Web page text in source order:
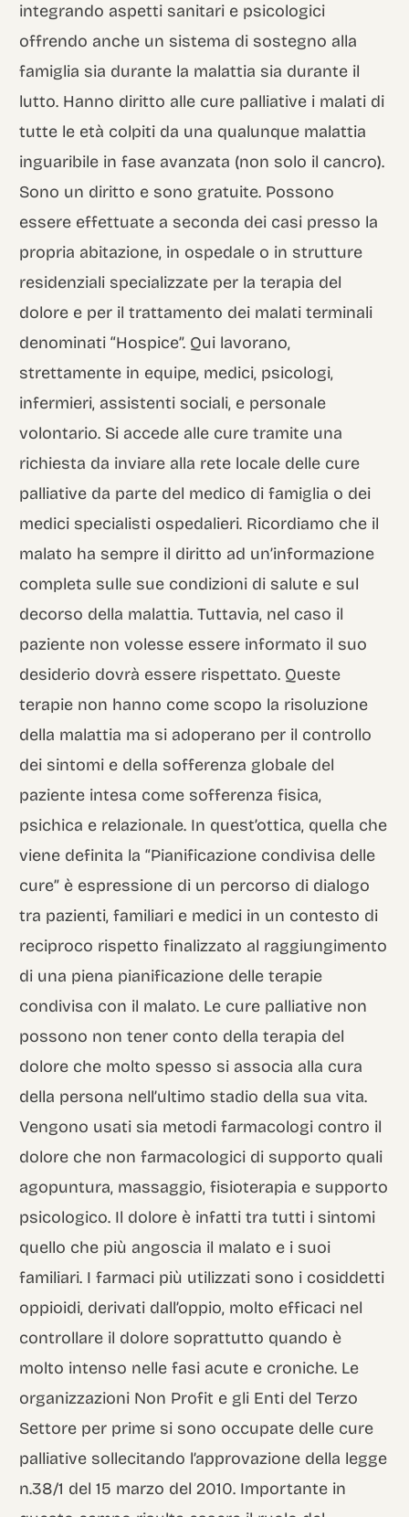
integrando aspetti sanitari e psicologici
offrendo anche un sistema di sostegno alla
famiglia sia durante la malattia sia durante il
lutto. Hanno diritto alle cure palliative i malati di
tutte le età colpiti da una qualunque malattia
inguaribile in fase avanzata (non solo il cancro).
Sono un diritto e sono gratuite. Possono
essere effettuate a seconda dei casi presso la
propria abitazione, in ospedale o in strutture
residenziali specializzate per la terapia del
dolore e per il trattamento dei malati terminali
denominati “Hospice”. Qui lavorano,
strettamente in equipe, medici, psicologi,
infermieri, assistenti sociali, e personale
volontario. Si accede alle cure tramite una
richiesta da inviare alla rete locale delle cure
palliative da parte del medico di famiglia o dei
medici specialisti ospedalieri. Ricordiamo che il
malato ha sempre il diritto ad un’informazione
completa sulle sue condizioni di salute e sul
decorso della malattia. Tuttavia, nel caso il
paziente non volesse essere informato il suo
desiderio dovrà essere rispettato. Queste
terapie non hanno come scopo la risoluzione
della malattia ma si adoperano per il controllo
dei sintomi e della sofferenza globale del
paziente intesa come sofferenza fisica,
psichica e relazionale. In quest’ottica, quella che
viene definita la “Pianificazione condivisa delle
cure” è espressione di un percorso di dialogo
tra pazienti, familiari e medici in un contesto di
reciproco rispetto finalizzato al raggiungimento
di una piena pianificazione delle terapie
condivisa con il malato. Le cure palliative non
possono non tener conto della terapia del
dolore che molto spesso si associa alla cura
della persona nell’ultimo stadio della sua vita.
Vengono usati sia metodi farmacologi contro il
dolore che non farmacologici di supporto quali
agopuntura, massaggio, fisioterapia e supporto
psicologico. Il dolore è infatti tra tutti i sintomi
quello che più angoscia il malato e i suoi
familiari. I farmaci più utilizzati sono i cosiddetti
oppioidi, derivati dall’oppio, molto efficaci nel
controllare il dolore soprattutto quando è
molto intenso nelle fasi acute e croniche. Le
organizzazioni Non Profit e gli Enti del Terzo
Settore per prime si sono occupate delle cure
palliative sollecitando l’approvazione della legge
n.38/1 del 15 marzo del 2010. Importante in